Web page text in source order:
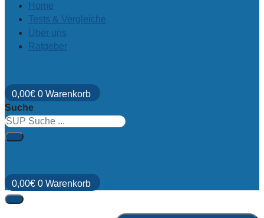
Home
Tests & Vergleiche
Über uns
Ratgeber
0,00€ 0 Warenkorb
Suche
0,00€ 0 Warenkorb